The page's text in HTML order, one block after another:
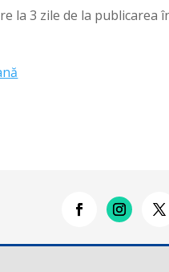
la 3 zile de la publicarea